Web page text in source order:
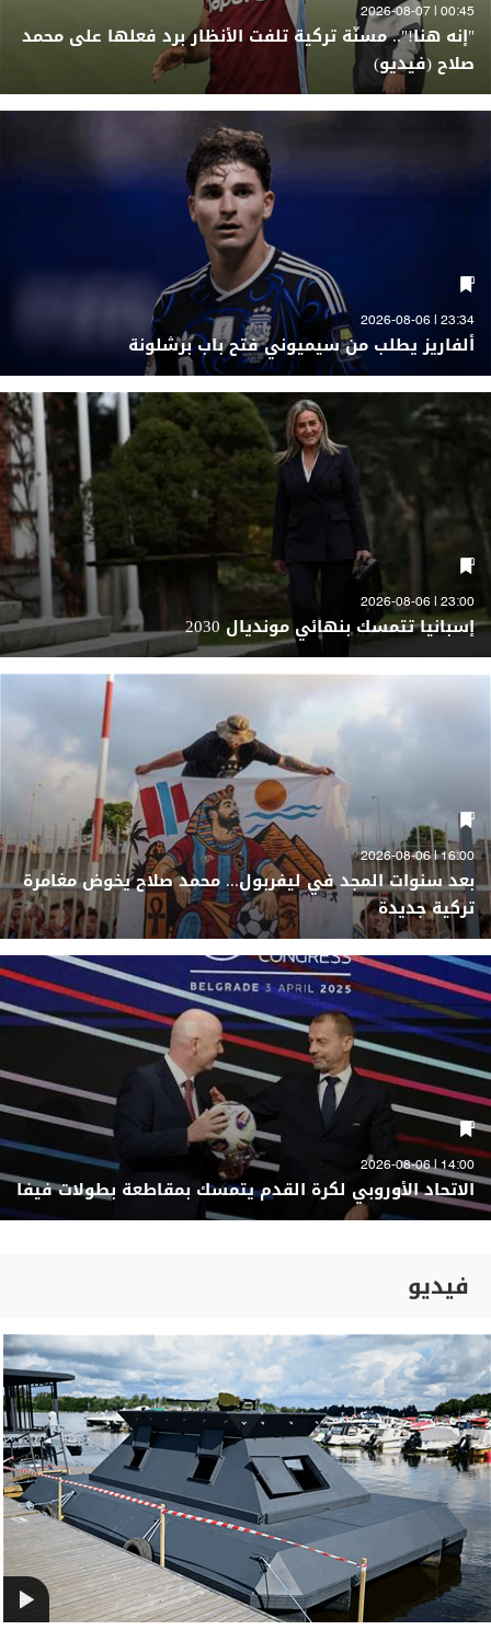
00:45 | 2026-08-07
"إنه هنا!".. مسنّة تركية تلفت الأنظار برد فعلها على محمد
صلاح (فيديو)
23:34 | 2026-08-06
ألفاريز يطلب من سيميوني فتح باب برشلونة
23:00 | 2026-08-06
إسبانيا تتمسك بنهائي مونديال 2030
16:00 | 2026-08-06
بعد سنوات المجد في ليفربول... محمد صلاح يخوض مغامرة
تركية جديدة
14:00 | 2026-08-06
الاتحاد الأوروبي لكرة القدم يتمسك بمقاطعة بطولات فيفا
فيديو